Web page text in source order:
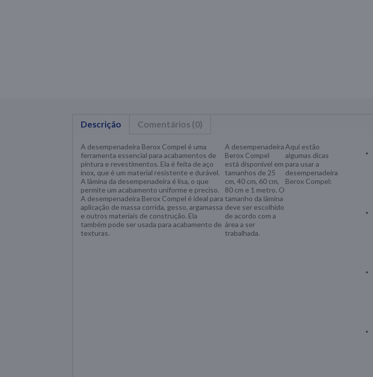
Descrição Comentários (0)
A desempenadeira Berox Compel é uma
ferramenta essencial para acabamentos de
pintura e revestimentos. Ela é feita de aço
inox, que é um material resistente e durável.
A lâmina da desempenadeira é lisa, o que
permite um acabamento uniforme e preciso.
A desempenadeira Berox Compel é ideal para
aplicação de massa corrida, gesso, argamassa
e outros materiais de construção. Ela
também pode ser usada para acabamento de
texturas.
A desempenadeira
Berox Compel
está disponível em
tamanhos de 25
cm, 40 cm, 60 cm,
80 cm e 1 metro. O
tamanho da lâmina
deve ser escolhido
de acordo com a
rea a ser
trabalhada.
Aqui estão
algumas dicas
para usar a
desempenadeira
Berox Compel: